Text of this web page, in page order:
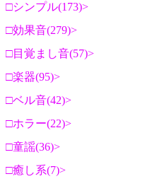
シンプル(173)
効果音(279)
目覚まし音(57)
楽器(95)
ベル音(42)
ホラー(22)
童謡(36)
癒し系(7)